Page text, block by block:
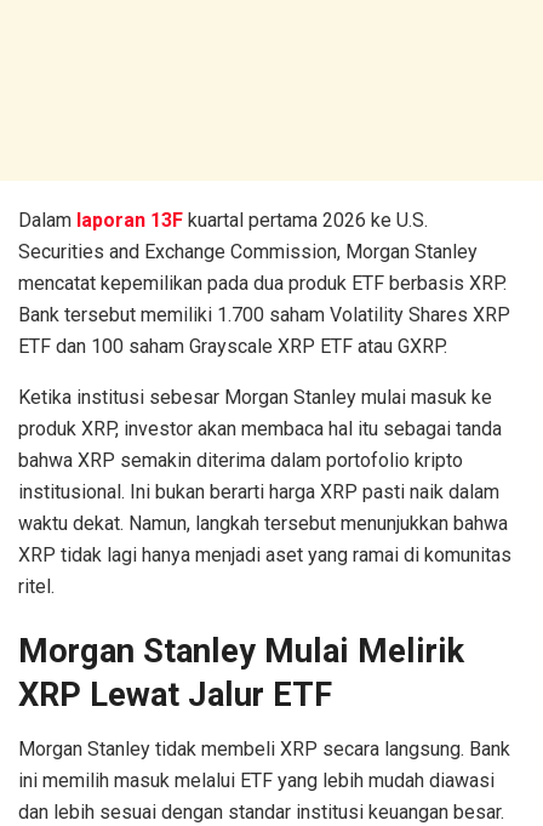
Dalam laporan 13F kuartal pertama 2026 ke U.S.
Securities and Exchange Commission, Morgan Stanley
mencatat kepemilikan pada dua produk ETF berbasis XRP.
Bank tersebut memiliki 1.700 saham Volatility Shares XRP
ETF dan 100 saham Grayscale XRP ETF atau GXRP.
Ketika institusi sebesar Morgan Stanley mulai masuk ke
produk XRP, investor akan membaca hal itu sebagai tanda
bahwa XRP semakin diterima dalam portofolio kripto
institusional. Ini bukan berarti harga XRP pasti naik dalam
waktu dekat. Namun, langkah tersebut menunjukkan bahwa
XRP tidak lagi hanya menjadi aset yang ramai di komunitas
ritel.
Morgan Stanley Mulai Melirik
XRP Lewat Jalur ETF
Morgan Stanley tidak membeli XRP secara langsung. Bank
ini memilih masuk melalui ETF yang lebih mudah diawasi
dan lebih sesuai dengan standar institusi keuangan besar.